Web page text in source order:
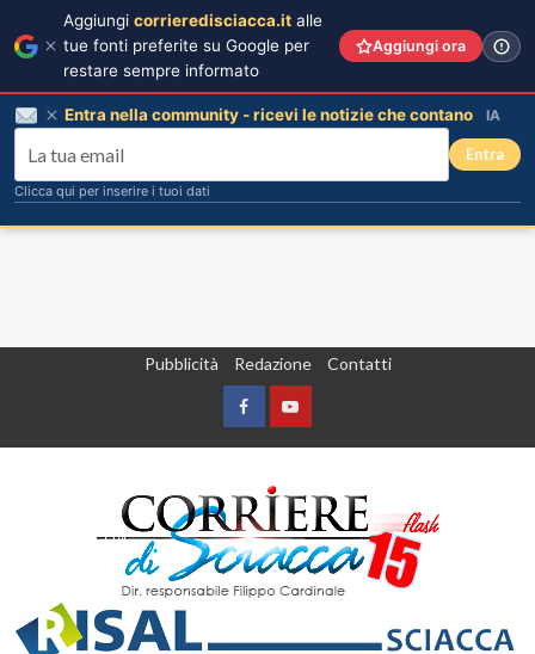
Pubblicità Redazione Contatti
FacebookYountube
Aggiungi corrieredisciacca.it alle
tue fonti preferite su Google per
restare sempre informato
Aggiungi ora
Entra nella community - ricevi le notizie che contano IA
Entra
Clicca qui per inserire i tuoi dati